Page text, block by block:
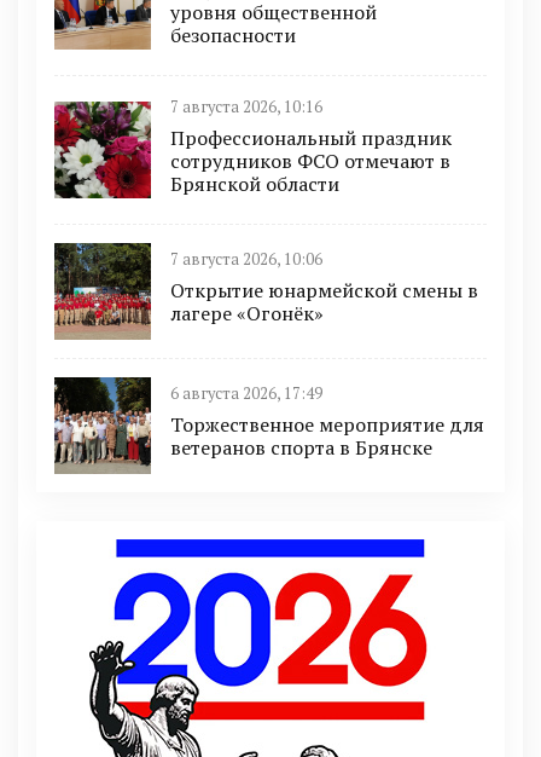
уровня общественной
безопасности
7 августа 2026, 10:16
Профессиональный праздник
сотрудников ФСО отмечают в
Брянской области
7 августа 2026, 10:06
Открытие юнармейской смены в
лагере «Огонёк»
6 августа 2026, 17:49
Торжественное мероприятие для
ветеранов спорта в Брянске